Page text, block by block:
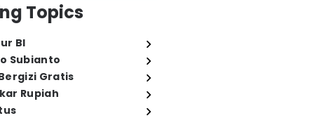
Topics
BI
Subianto
Gratis
Rupiah